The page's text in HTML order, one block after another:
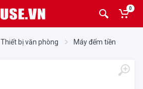
0
Thiết bị văn phòng Máy đếm tiền